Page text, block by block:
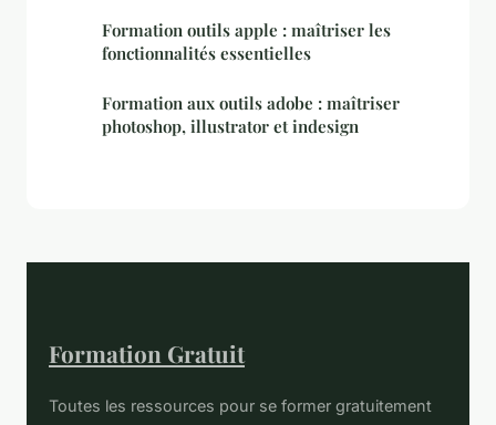
Formation outils apple : maîtriser les
fonctionnalités essentielles
Formation aux outils adobe : maîtriser
photoshop, illustrator et indesign
Formation Gratuit
Toutes les ressources pour se former gratuitement